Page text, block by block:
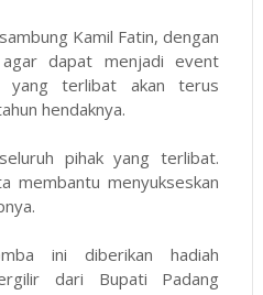
Kamil Fatin, dengan
agar dapat menjadi event
yang terlibat akan terus
hendaknya.
pihak yang terlibat.
membantu menyukseskan
ini diberikan hadiah
dari Bupati Padang